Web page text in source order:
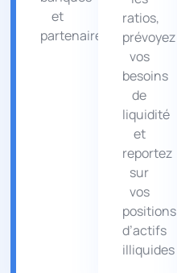
et
partenaires
ratios,
prévoyez
vos
besoins
de
liquidité
et
reportez
sur
vos
positions
d’actifs
illiquides